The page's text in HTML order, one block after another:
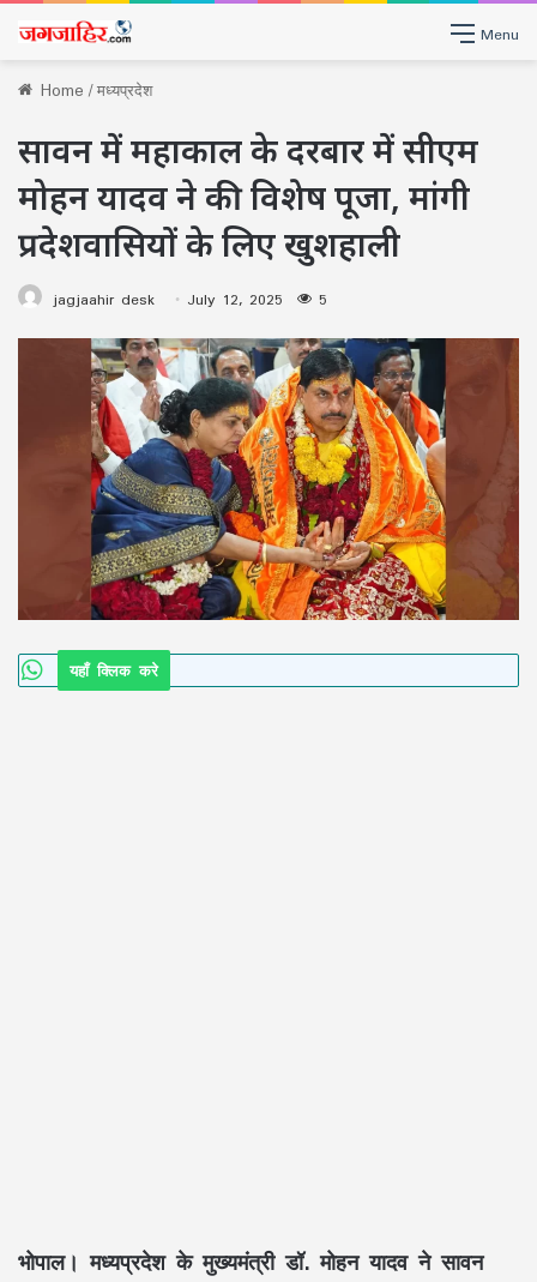
Menu
Home/मध्यप्रदेश
सावन में महाकाल के दरबार में सीएम
मोहन यादव ने की विशेष पूजा, मांगी
प्रदेशवासियों के लिए खुशहाली
jagjaahir desk July 12, 2025 5
यहाँ क्लिक करे
भोपाल। मध्यप्रदेश के मुख्यमंत्री डॉ. मोहन यादव ने सावन